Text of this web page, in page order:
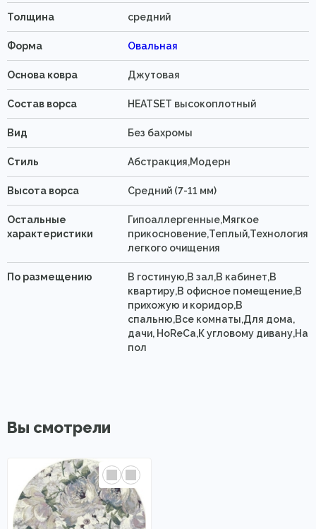
Толщина средний
Форма Овальная
Основа ковра Джутовая
Состав ворса HEATSET высокоплотный
Вид Без бахромы
Стиль Абстракция,Модерн
Высота ворса Средний (7-11 мм)
Остальные
характеристики
Гипоаллергенные,Мягкое
прикосновение,Теплый,Технология
легкого очищения
По размещению
В гостиную,В зал,В кабинет,В
квартиру,В офисное помещение,В
прихожую и коридор,В
спальню,Все комнаты,Для дома,
дачи, HoReCa,К угловому дивану,На
пол
Вы смотрели